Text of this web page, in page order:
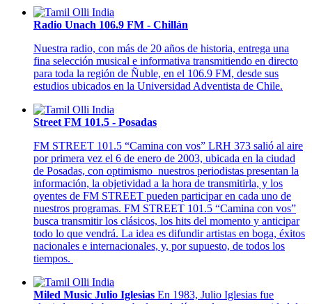
Radio Unach 106.9 FM - Chillán
Nuestra radio, con más de 20 años de historia, entrega una
fina selección musical e informativa transmitiendo en directo
para toda la región de Ñuble, en el 106.9 FM, desde sus
estudios ubicados en la Universidad Adventista de Chile.
Street FM 101.5 - Posadas
FM STREET 101.5 “Camina con vos” LRH 373 salió al aire
por primera vez el 6 de enero de 2003, ubicada en la ciudad
de Posadas, con optimismo nuestros periodistas presentan la
información, la objetividad a la hora de transmitirla, y los
oyentes de FM STREET pueden participar en cada uno de
nuestros programas. FM STREET 101.5 “Camina con vos”
busca transmitir los clásicos, los hits del momento y anticipar
todo lo que vendrá. La idea es difundir artistas en boga, éxitos
nacionales e internacionales, y, por supuesto, de todos los
tiempos.
Miled Music Julio Iglesias En 1983, Julio Iglesias fue